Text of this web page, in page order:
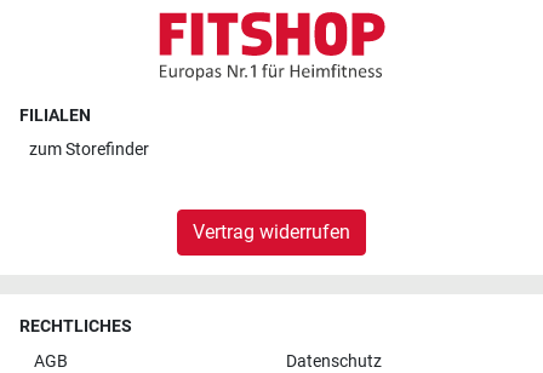
FILIALEN
zumStorefinder
Vertrag widerrufen
RECHTLICHES
AGB
Datenschutz